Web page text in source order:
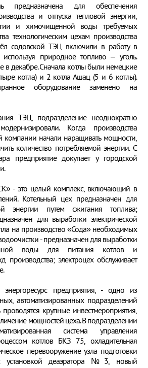
предназначена для обеспечения
и отпуска тепловой энергии,
и химочищенной воды требуемых
технологическим цехам производства
содовской ТЭЦ включили в работу в
природное топливо – уголь.
в декабре. Сначала котлы были немецкие
котла) и 2 котла Ашац (5 и 6 котлы).
оборудование заменено на
ТЭЦ, подразделение неоднократно
Когда производства
компании начали наращивать мощности,
количество потребляемой энергии. С
предприятие докупает у городской
- это целый комплекс, включающий в
Котельный цех предназначен для
энергии путем сжигания топлива;
для выработки электрической
на производство «Сода» необходимых
- предназначен для выработки
воды для питания котлов и
производства; электроцех обслуживает
предприятия, - одно из
автоматизированных подразделений
крупные инвестмероприятия,
мощностей цеха. В подразделении
система управления
котлов БКЗ 75, охладительная
перевооружение узла подготовки
установкой деаэратора №3, новый